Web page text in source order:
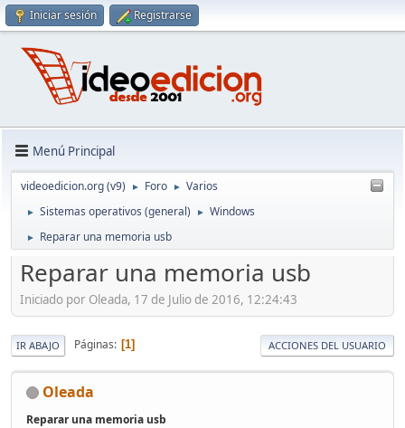
Iniciar sesión Registrarse
Menú Principal
videoedicion.org (v9) ► Foro ► Varios
► Sistemas operativos (general) ► Windows
► Reparar una memoria usb
Reparar una memoria usb
Iniciado por Oleada, 17 de Julio de 2016, 12:24:43
IR ABAJO Páginas 1 ACCIONES DEL USUARIO
Oleada
Reparar una memoria usb